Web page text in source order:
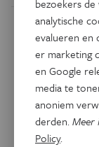
bezoekers
analytische
evalueren en
er marketing
en Google
media te
anoniem
derden.Meer
Policy.